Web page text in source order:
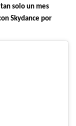
solo un mes
Skydance por